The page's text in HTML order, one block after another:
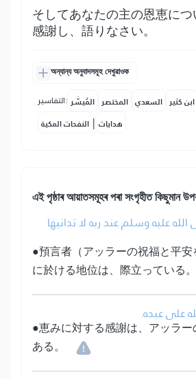
そしてあなたの主の恩恵につ
感謝し、語りなさい。
অন্যান্য অনুবাদসমূহ দেখুৱাওক
التفاسير: المُيسَّر المختصر السعدي ابن كثير
النفحات المكية | هدايات
এই পৃষ্ঠাৰ আয়াতসমূহৰ পৰা সংগৃহীত কিছুমান
عليه وسلم عند ربه لا تدانيها
●預言者（アッラーの祝福と平
に於ける地位は、際立っている。
على عبده.
●恵みに対する感謝は、アッラ
ある。